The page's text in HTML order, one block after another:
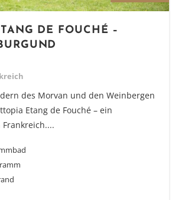
DE FOUCHÉ –
des Morvan und den Weinbergen
Etang de Fouché – ein